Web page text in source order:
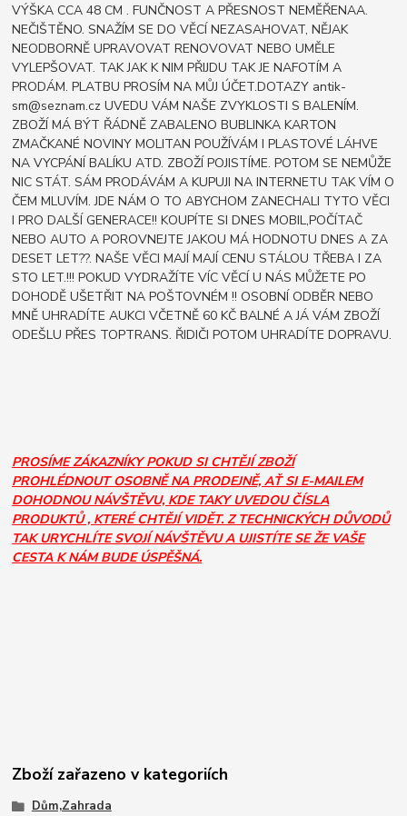
VÝŠKA CCA 48 CM . FUNČNOST A PŘESNOST NEMĚŘENAA.
NEČIŠTĚNO. SNAŽÍM SE DO VĚCÍ NEZASAHOVAT, NĚJAK
NEODBORNĚ UPRAVOVAT RENOVOVAT NEBO UMĚLE
VYLEPŠOVAT. TAK JAK K NIM PŘIJDU TAK JE NAFOTÍM A
PRODÁM. PLATBU PROSÍM NA MŮJ ÚČET.DOTAZY antik-
sm@seznam.cz UVEDU VÁM NAŠE ZVYKLOSTI S BALENÍM.
ZBOŽÍ MÁ BÝT ŘÁDNĚ ZABALENO BUBLINKA KARTON
ZMAČKANÉ NOVINY MOLITAN POUŽÍVÁM I PLASTOVÉ LÁHVE
NA VYCPÁNÍ BALÍKU ATD. ZBOŽÍ POJISTÍME. POTOM SE NEMŮŽE
NIC STÁT. SÁM PRODÁVÁM A KUPUJI NA INTERNETU TAK VÍM O
ČEM MLUVÍM. JDE NÁM O TO ABYCHOM ZANECHALI TYTO VĚCI
I PRO DALŠÍ GENERACE!! KOUPÍTE SI DNES MOBIL,POČÍTAČ
NEBO AUTO A POROVNEJTE JAKOU MÁ HODNOTU DNES A ZA
DESET LET??. NAŠE VĚCI MAJÍ MAJÍ CENU STÁLOU TŘEBA I ZA
STO LET.!!! POKUD VYDRAŽÍTE VÍC VĚCÍ U NÁS MŮŽETE PO
DOHODĚ UŠETŘIT NA POŠTOVNÉM !! OSOBNÍ ODBĚR NEBO
MNĚ UHRADÍTE AUKCI VČETNĚ 60 KČ BALNÉ A JÁ VÁM ZBOŽÍ
ODEŠLU PŘES TOPTRANS. ŘIDIČI POTOM UHRADÍTE DOPRAVU.
PROSÍME ZÁKAZNÍKY POKUD SI CHTĚJÍ ZBOŽÍ
PROHLÉDNOUT OSOBNĚ NA PRODEJNĚ, AŤ SI E-MAILEM
DOHODNOU NÁVŠTĚVU, KDE TAKY UVEDOU ČÍSLA
PRODUKTŮ , KTERÉ CHTĚJÍ VIDĚT. Z TECHNICKÝCH DŮVODŮ
TAK URYCHLÍTE SVOJÍ NÁVŠTĚVU A UJISTÍTE SE ŽE VAŠE
CESTA K NÁM BUDE ÚSPĚŠNÁ.
Zboží zařazeno v kategoriích
Dům,Zahrada